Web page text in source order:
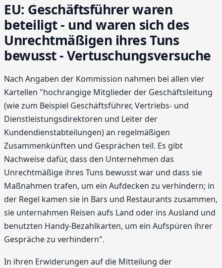
EU: Geschäftsführer waren
beteiligt - und waren sich des
Unrechtmäßigen ihres Tuns
bewusst - Vertuschungsversuche
Nach Angaben der Kommission nahmen bei allen vier
Kartellen "hochrangige Mitglieder der Geschäftsleitung
(wie zum Beispiel Geschäftsführer, Vertriebs- und
Dienstleistungsdirektoren und Leiter der
Kundendienstabteilungen) an regelmäßigen
Zusammenkünften und Gesprächen teil. Es gibt
Nachweise dafür, dass den Unternehmen das
Unrechtmäßige ihres Tuns bewusst war und dass sie
Maßnahmen trafen, um ein Aufdecken zu verhindern; in
der Regel kamen sie in Bars und Restaurants zusammen,
sie unternahmen Reisen aufs Land oder ins Ausland und
benutzten Handy-Bezahlkarten, um ein Aufspüren ihrer
Gespräche zu verhindern".
In ihren Erwiderungen auf die Mitteilung der